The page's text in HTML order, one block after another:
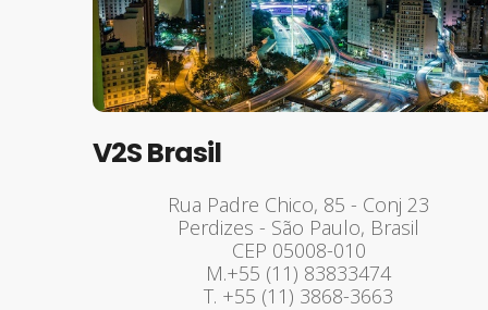
V2S Brasil
Rua Padre Chico, 85 - Conj 23
Perdizes - São Paulo, Brasil
CEP 05008-010
M.+55 (11) 83833474
T. +55 (11) 3868-3663